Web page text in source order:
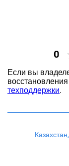
0
Если вы
техподдержки.